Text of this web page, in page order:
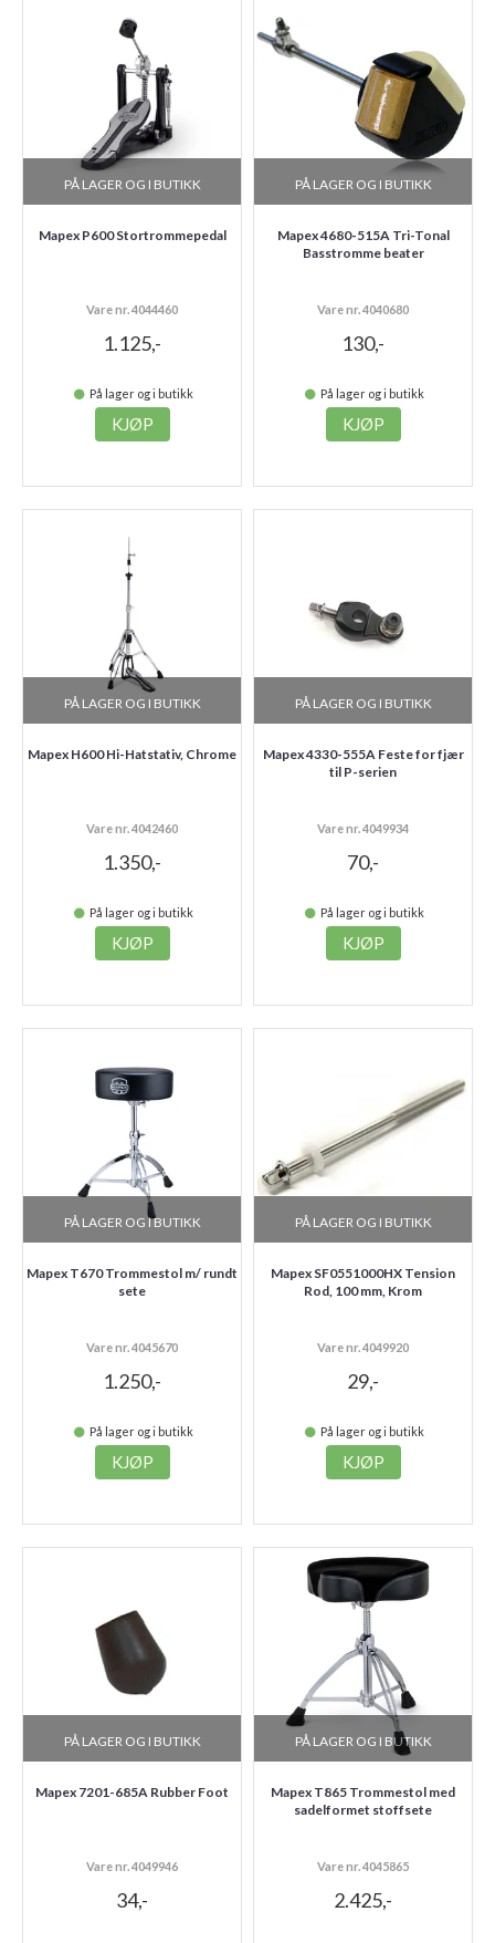
PÅ LAGER OG I BUTIKK
Mapex P600 Stortrommepedal
Vare nr. 4044460
1.125,-
På lager og i butikk
KJØP
PÅ LAGER OG I BUTIKK
Mapex 4680-515A Tri-Tonal
Basstromme beater
Vare nr. 4040680
130,-
På lager og i butikk
KJØP
PÅ LAGER OG I BUTIKK
Mapex H600 Hi-Hatstativ, Chrome
Vare nr. 4042460
1.350,-
På lager og i butikk
KJØP
PÅ LAGER OG I BUTIKK
Mapex 4330-555A Feste for fjær
til P-serien
Vare nr. 4049934
70,-
På lager og i butikk
KJØP
PÅ LAGER OG I BUTIKK
Mapex T670 Trommestol m/ rundt
sete
Vare nr. 4045670
1.250,-
På lager og i butikk
KJØP
PÅ LAGER OG I BUTIKK
Mapex SF0551000HX Tension
Rod, 100 mm, Krom
Vare nr. 4049920
29,-
På lager og i butikk
KJØP
PÅ LAGER OG I BUTIKK
Mapex 7201-685A Rubber Foot
Vare nr. 4049946
34,-
PÅ LAGER OG I BUTIKK
Mapex T865 Trommestol med
sadelformet stoffsete
Vare nr. 4045865
2.425,-